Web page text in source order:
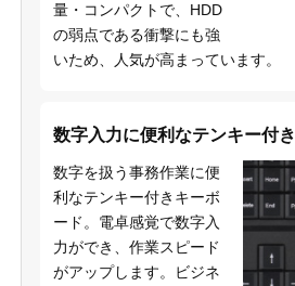
量・コンパクトで、HDD
の弱点である衝撃にも強
いため、人気が高まっています。
数字入力に便利なテンキー付き
数字を扱う事務作業に便
利なテンキー付きキーボ
ード。電卓感覚で数字入
力ができ、作業スピード
がアップします。ビジネ